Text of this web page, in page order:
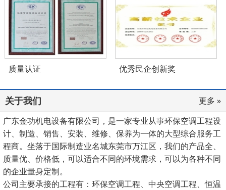
质量认证 优秀民企创新奖
关于我们
更多 »
广东金功机电设备有限公司，是一家专业从事环保空调工程设
计、制造、销售、安装、维修、保养为一体的大型综合服务工
程商。坐落于国际制造业名城东莞市万江区，我们的产品全、
质量优、价格低，可以适合不同的环境需求，可以为各种不同
的企业量身定制。
公司主要承接的工程有：环保空调工程、中央空调工程、恒温